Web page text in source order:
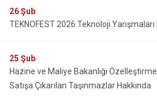
26Şub
TEKNOFEST 2026 Teknoloji
25 Şub
Hazine ve Maliye Bakanlığı
Satışa Çıkarılan Taşınmazlar Hakkında